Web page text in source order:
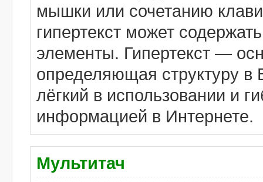
мышки или сочетанию
гипертекст может
элементы. Гипертекст —
определяющая структуру
лёгкий в использовании и
информацией в Интернете.
Мультитач